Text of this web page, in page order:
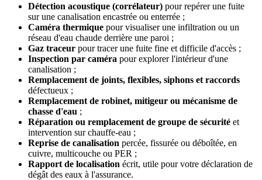
Détection acoustique (corrélateur) pour repérer une fuite
sur une canalisation encastrée ou enterrée ;
Caméra thermique pour visualiser une infiltration ou un
réseau d'eau chaude derrière une paroi ;
Gaz traceur pour tracer une fuite fine et difficile d'accès ;
Inspection par caméra pour explorer l'intérieur d'une
canalisation ;
Remplacement de joints, flexibles, siphons et raccords
défectueux ;
Remplacement de robinet, mitigeur ou mécanisme de
chasse d'eau ;
Réparation ou remplacement de groupe de sécurité et
intervention sur chauffe-eau ;
Reprise de canalisation percée, fissurée ou déboîtée, en
cuivre, multicouche ou PER ;
Rapport de localisation écrit, utile pour votre déclaration de
dégât des eaux à l'assurance.